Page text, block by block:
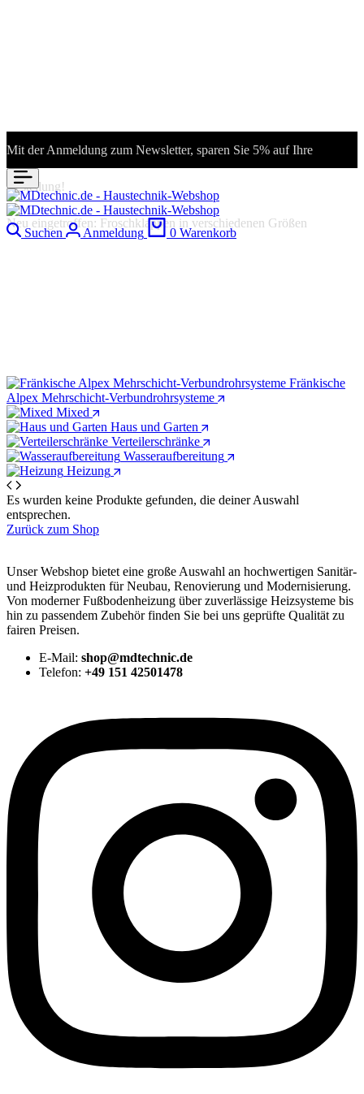
Mit der Anmeldung zum Newsletter, sparen Sie 5% auf Ihre
Bestellung!
Neu eingetroffen: Froschklappen in verschiedenen Größen
Suchen Anmeldung 0 Warenkorb
Fränkische
Alpex Mehrschicht-Verbundrohrsysteme
Mixed
Haus und Garten
Verteilerschränke
Wasseraufbereitung
Heizung
Es wurden keine Produkte gefunden, die deiner Auswahl
entsprechen.
Zurück zum Shop
Unser Webshop bietet eine große Auswahl an hochwertigen Sanitär-
und Heizprodukten für Neubau, Renovierung und Modernisierung.
Von moderner Fußbodenheizung über zuverlässige Heizsysteme bis
hin zu passendem Zubehör finden Sie bei uns geprüfte Qualität zu
fairen Preisen.
E-Mail: shop@mdtechnic.de
Telefon: +49 151 42501478